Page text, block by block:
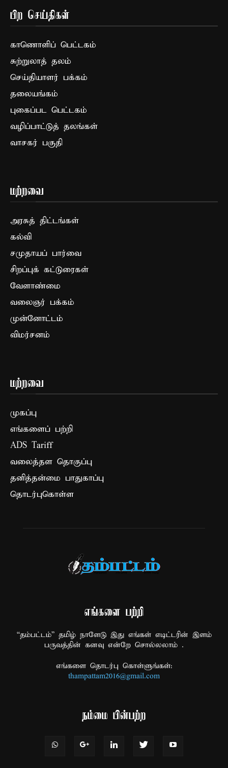
பிற செய்திகள்
காணொளிப் பெட்டகம்
சுற்றுலாத் தலம்
செய்தியாளர் பக்கம்
தலையங்கம்
புகைப்பட பெட்டகம்
வழிப்பாட்டுத் தலங்கள்
வாசகர் பகுதி
மற்றவை
அரசுத் திட்டங்கள்
கல்வி
சமுதாயப் பார்வை
சிறப்புக் கட்டுரைகள்
வேளாண்மை
வலைஞர் பக்கம்
முன்னோட்டம்
விமர்சனம்
மற்றவை
முகப்பு
எங்களைப் பற்றி
ADS Tariff
வலைத்தள தொகுப்பு
தனித்தன்மை பாதுகாப்பு
தொடர்புகொள்ள
எங்களை பற்றி
“தம்பட்டம்” தமிழ் நாளேடு இது எங்கள் எடிட்டரின் இளம்
பருவத்தின் கனவு என்றே சொல்லலாம் .
எங்களை தொடர்பு கொள்ளுங்கள்:
thampattam2016@gmail.com
நம்மை பின்பற்ற